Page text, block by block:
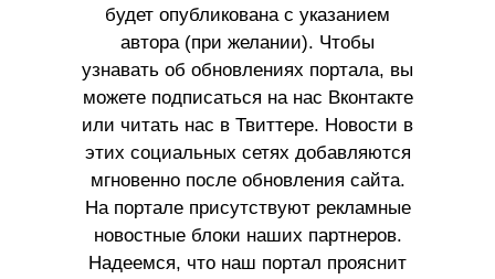
будет опубликована с указанием
автора (при желании). Чтобы
узнавать об обновлениях портала, вы
можете подписаться на нас Вконтакте
или читать нас в Твиттере. Новости в
этих социальных сетях добавляются
мгновенно после обновления сайта.
На портале присутствуют рекламные
новостные блоки наших партнеров.
Надеемся, что наш портал прояснит